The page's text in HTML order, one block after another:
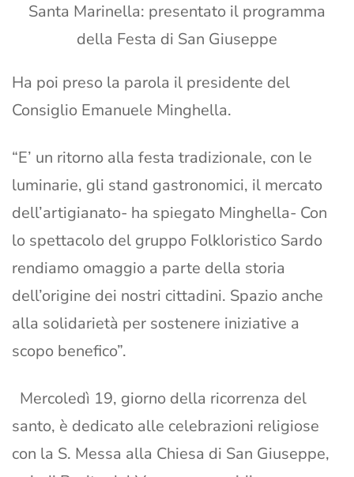
Santa Marinella: presentato il programma
della Festa di San Giuseppe
Ha poi preso la parola il presidente del
Consiglio Emanuele Minghella.
“E’ un ritorno alla festa tradizionale, con le
luminarie, gli stand gastronomici, il mercato
dell’artigianato- ha spiegato Minghella- Con
lo spettacolo del gruppo Folkloristico Sardo
rendiamo omaggio a parte della storia
dell’origine dei nostri cittadini. Spazio anche
alla solidarietà per sostenere iniziative a
scopo benefico”.
Mercoledì 19, giorno della ricorrenza del
santo, è dedicato alle celebrazioni religiose
con la S. Messa alla Chiesa di San Giuseppe,